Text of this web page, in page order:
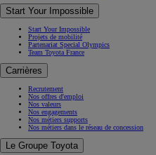
Start Your Impossible
Start Your Impossible
Projets de mobilité
Partenariat Special Olympics
Team Toyota France
Carrières
Recrutement
Nos offres d'emploi
Nos valeurs
Nos engagements
Nos métiers supports
Nos métiers dans le réseau de concession
Le Groupe Toyota